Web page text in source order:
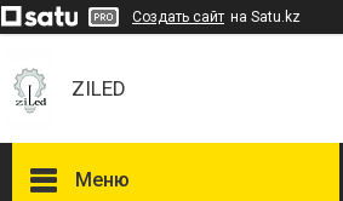
Создать сайт на Satu.kz
ZILED
Меню